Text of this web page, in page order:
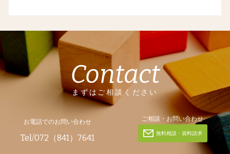
Contact
まずはご相談ください
お電話でのお問い合わせ
Tel/072（841）7641
ご相談・お問い合わせ
無料相談・資料請求